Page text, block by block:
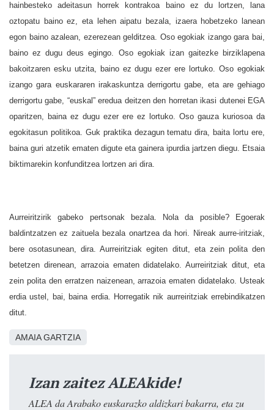
hainbesteko adeitasun horrek kontrakoa baino ez du lortzen, lana
oztopatu baino ez, eta lehen aipatu bezala, izaera hobetzeko lanean
egon baino azalean, ezerezean gelditzea. Oso egokiak izango gara bai,
baino ez dugu deus egingo. Oso egokiak izan gaitezke birziklapena
bakoitzaren esku utzita, baino ez dugu ezer ere lortuko. Oso egokiak
izango gara euskararen irakaskuntza derrigortu gabe, eta are gehiago
derrigortu gabe, “euskal” eredua deitzen den horretan ikasi dutenei EGA
oparitzen, baina ez dugu ezer ere ez lortuko. Oso gauza kuriosoa da
egokitasun politikoa. Guk praktika dezagun tematu dira, baita lortu ere,
baina guri atzetik ematen digute eta gainera ipurdia jartzen diegu. Etsaia
biktimarekin konfunditzea lortzen ari dira.
Aurreiritzirik gabeko pertsonak bezala. Nola da posible? Egoerak
baldintzatzen ez zaituela bezala onartzea da hori. Nireak aurre-iritziak,
bere osotasunean, dira. Aurreiritziak egiten ditut, eta zein polita den
betetzen direnean, arrazoia ematen didatelako. Aurreiritziak ditut, eta
zein polita den erratzen naizenean, arrazoia ematen didatelako. Usteak
erdia ustel, bai, baina erdia. Horregatik nik aurreiritziak errebindikatzen
ditut.
AMAIA GARTZIA
Izan zaitez ALEAkide!
ALEA da Arabako euskarazko aldizkari bakarra, eta zu